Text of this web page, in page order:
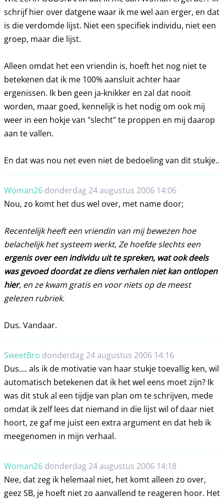
schrijf hier over datgene waar ik me wel aan erger, en dat
is die verdomde lijst. Niet een specifiek individu, niet een
groep, maar die lijst.
Alleen omdat het een vriendin is, hoeft het nog niet te
betekenen dat ik me 100% aansluit achter haar
ergenissen. Ik ben geen ja-knikker en zal dat nooit
worden, maar goed, kennelijk is het nodig om ook mij
weer in een hokje van "slecht" te proppen en mij daarop
aan te vallen.
En dat was nou net even niet de bedoeling van dit stukje..
Woman26 donderdag 24 augustus 2006 14:06
Nou, zo komt het dus wel over, met name door;
Recentelijk heeft een vriendin van mij bewezen hoe
belachelijk het systeem werkt, Ze hoefde slechts een
ergenis over een individu uit te spreken, wat ook deels
was gevoed doordat ze diens verhalen niet kan ontlopen
hier, en ze kwam gratis en voor niets op de meest
gelezen rubriek.
Dus. Vandaar.
SweetBro donderdag 24 augustus 2006 14:16
Dus.... als ik de motivatie van haar stukje toevallig ken, wil
automatisch betekenen dat ik het wel eens moet zijn? Ik
was dit stuk al een tijdje van plan om te schrijven, mede
omdat ik zelf lees dat niemand in die lijst wil of daar niet
hoort, ze gaf me juist een extra argument en dat heb ik
meegenomen in mijn verhaal.
Woman26 donderdag 24 augustus 2006 14:18
Nee, dat zeg ik helemaal niet, het komt alleen zo over,
geez SB, je hoeft niet zo aanvallend te reageren hoor. Het